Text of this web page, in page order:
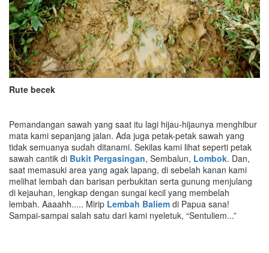
Rute becek
Pemandangan sawah yang saat itu lagi hijau-hijaunya menghibur
mata kami sepanjang jalan. Ada juga petak-petak sawah yang
tidak semuanya sudah ditanami. Sekilas kami lihat seperti petak
sawah cantik di Bukit Pergasingan, Sembalun, Lombok. Dan,
saat memasuki area yang agak lapang, di sebelah kanan kami
melihat lembah dan barisan perbukitan serta gunung menjulang
di kejauhan, lengkap dengan sungai kecil yang membelah
lembah. Aaaahh..... Mirip Lembah Baliem di Papua sana!
Sampai-sampai salah satu dari kami nyeletuk, “Sentuliem...”